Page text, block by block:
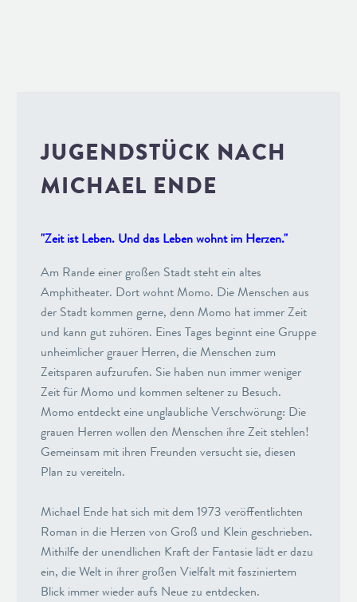
JUGENDSTÜCK NACH
MICHAEL ENDE
"Zeit ist Leben. Und das Leben wohnt im Herzen."
Am Rande einer großen Stadt steht ein altes
Amphitheater. Dort wohnt Momo. Die Menschen aus
der Stadt kommen gerne, denn Momo hat immer Zeit
und kann gut zuhören. Eines Tages beginnt eine Gruppe
unheimlicher grauer Herren, die Menschen zum
Zeitsparen aufzurufen. Sie haben nun immer weniger
Zeit für Momo und kommen seltener zu Besuch.
Momo entdeckt eine unglaubliche Verschwörung: Die
grauen Herren wollen den Menschen ihre Zeit stehlen!
Gemeinsam mit ihren Freunden versucht sie, diesen
Plan zu vereiteln.
Michael Ende hat sich mit dem 1973 veröffentlichten
Roman in die Herzen von Groß und Klein geschrieben.
Mithilfe der unendlichen Kraft der Fantasie lädt er dazu
ein, die Welt in ihrer großen Vielfalt mit fasziniertem
Blick immer wieder aufs Neue zu entdecken.